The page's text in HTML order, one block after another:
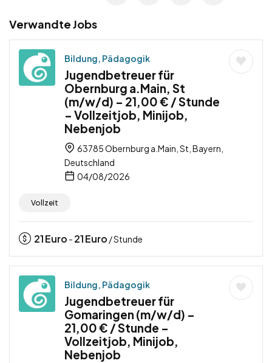
Verwandte Jobs
Bildung, Pädagogik
Jugendbetreuer für
Obernburg a.Main, St
(m/w/d) – 21,00 € / Stunde
– Vollzeitjob, Minijob,
Nebenjob
63785 Obernburg a.Main, St, Bayern,
Deutschland
04/08/2026
Vollzeit
21Euro - 21Euro / Stunde
Bildung, Pädagogik
Jugendbetreuer für
Gomaringen (m/w/d) –
21,00 € / Stunde –
Vollzeitjob, Minijob,
Nebenjob